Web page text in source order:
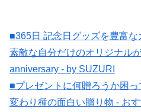
■365日 記念日グッズを豊富な
素敵な自分だけのオリジナル
anniversary - by SUZURI
■プレゼントに何贈ろうか困っ
変わり種の面白い贈り物 - おす